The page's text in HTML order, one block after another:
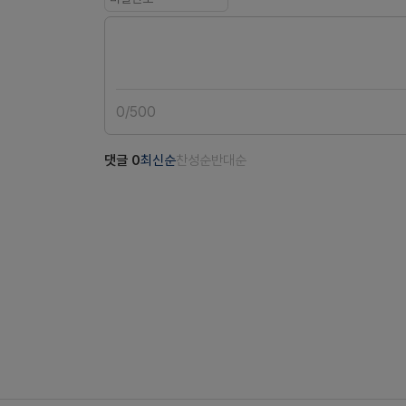
0/500
댓글 0최신순찬성순반대순